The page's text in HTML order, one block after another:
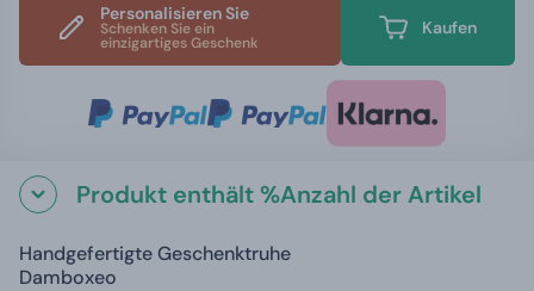
Personalisieren Sie
Schenken Sie ein
einzigartiges Geschenk
Kaufen
Produkt enthält %Anzahl der Artikel
Handgefertigte Geschenktruhe
Damboxeo